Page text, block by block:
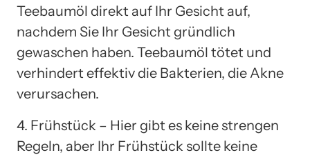
Teebaumöl direkt auf Ihr Gesicht auf,
nachdem Sie Ihr Gesicht gründlich
gewaschen haben. Teebaumöl tötet und
verhindert effektiv die Bakterien, die Akne
verursachen.
4. Frühstück – Hier gibt es keine strengen
Regeln, aber Ihr Frühstück sollte keine